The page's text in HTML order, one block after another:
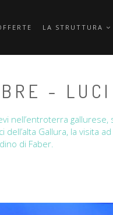
LA STRUTTURA
-
nell’entroterra
dell’alta Gallura, la visita
di Faber.